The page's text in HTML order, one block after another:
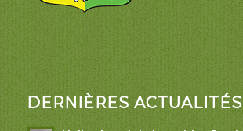
DERNIÈRES ACTUALITÉS